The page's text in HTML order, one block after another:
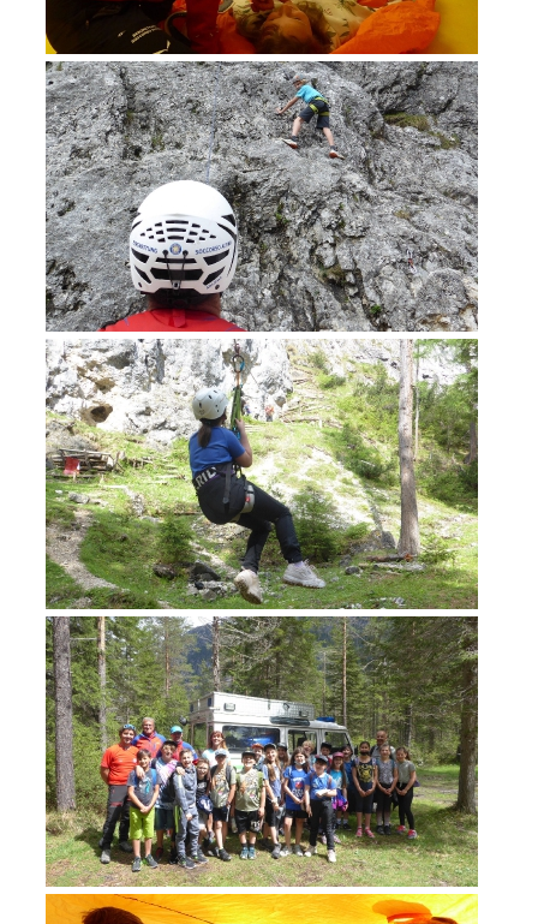
Appartenenza
Formazione
ATTIVITÁ